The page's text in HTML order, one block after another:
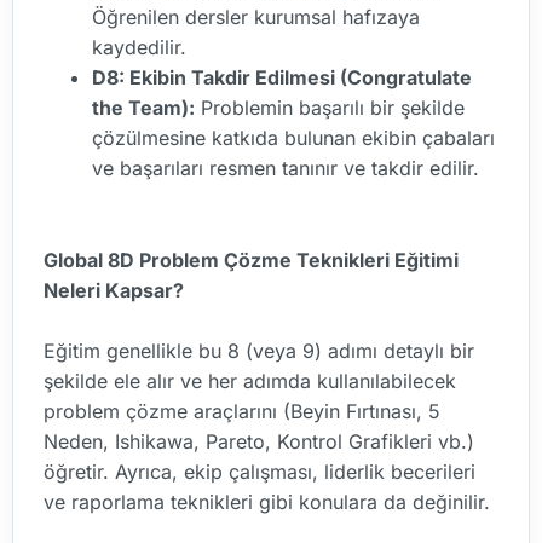
Öğrenilen dersler kurumsal hafızaya
kaydedilir.
D8: Ekibin Takdir Edilmesi (Congratulate
the Team): Problemin başarılı bir şekilde
çözülmesine katkıda bulunan ekibin çabaları
ve başarıları resmen tanınır ve takdir edilir.
Global 8D Problem Çözme Teknikleri Eğitimi
Neleri Kapsar?
Eğitim genellikle bu 8 (veya 9) adımı detaylı bir
şekilde ele alır ve her adımda kullanılabilecek
problem çözme araçlarını (Beyin Fırtınası, 5
Neden, Ishikawa, Pareto, Kontrol Grafikleri vb.)
öğretir. Ayrıca, ekip çalışması, liderlik becerileri
ve raporlama teknikleri gibi konulara da değinilir.